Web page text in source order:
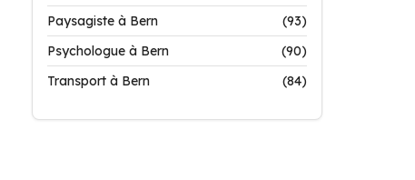
Paysagiste à Bern
(93)
Psychologue à Bern
(90)
Transport à Bern
(84)